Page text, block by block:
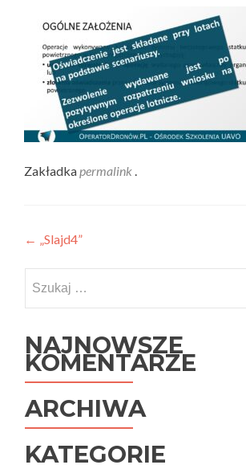
Zakładkapermalink .
Nawigacja
wpisu
← „Slajd4”
NAJNOWSZE
KOMENTARZE
ARCHIWA
KATEGORIE